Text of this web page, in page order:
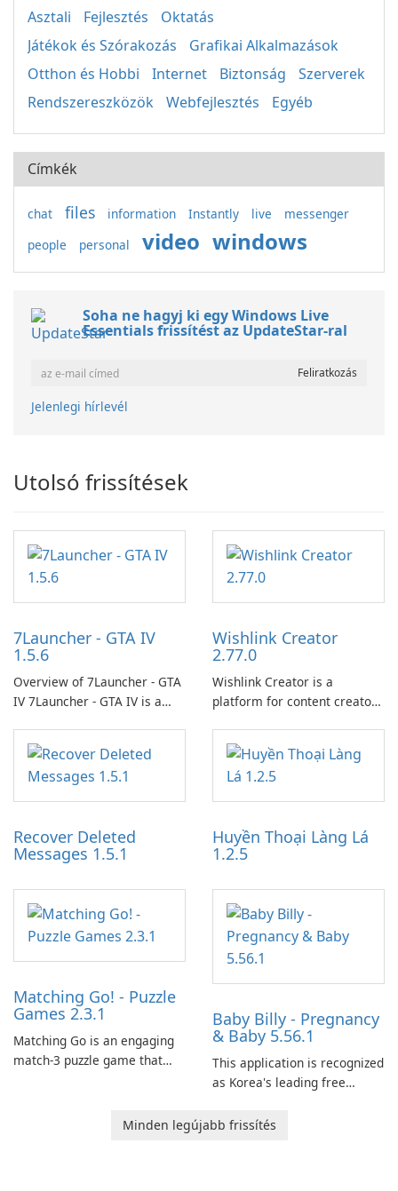
Asztali
Fejlesztés
Oktatás
Játékok és Szórakozás
Grafikai Alkalmazások
Otthon és Hobbi
Internet Biztonság
Szerverek
Rendszereszközök
Webfejlesztés Egyéb
Címkék
chat files information Instantly live
messenger
people
personal video windows
Soha ne hagyj ki egy Windows Live
Essentials frissítést az UpdateStar-ral
Jelenlegi hírlevél
Utolsó frissítések
7Launcher - GTA IV
1.5.6
Overview of 7Launcher - GTA
IV 7Launcher - GTA IV is a
application designed to
optimize the gaming
experience for Grand Theft
Auto IV.
Wishlink Creator
2.77.0
Wishlink Creator is a
platform for content creators
work through built-in brand
partnerships and integrated
tools for content distribution
and audience engagement.
Recover Deleted
Messages 1.5.1
Huyền Thoại Làng Lá
1.2.5
Matching Go! - Puzzle
Games 2.3.1
Matching Go is an engaging
match-3 puzzle game that
Ollie, on an adventurous
Baby Billy - Pregnancy
& Baby 5.56.1
This application is recognized
as Korea's leading free
baby tracking, offering
Minden legújabb frissítés